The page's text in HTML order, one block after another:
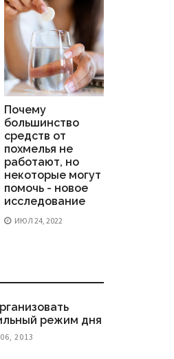
Почему
большинство
средств от
похмелья не
работают, но
некоторые могут
помочь - новое
исследование
ИЮЛ 24, 2022
режим дня
2013